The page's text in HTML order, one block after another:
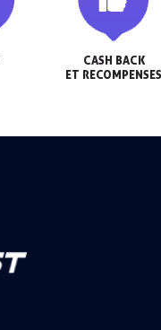
CASH BACK
ET